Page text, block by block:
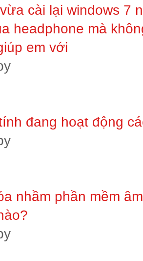
cài lại windows 7
headphone mà
em với
đang hoạt động
nhầm phần mềm